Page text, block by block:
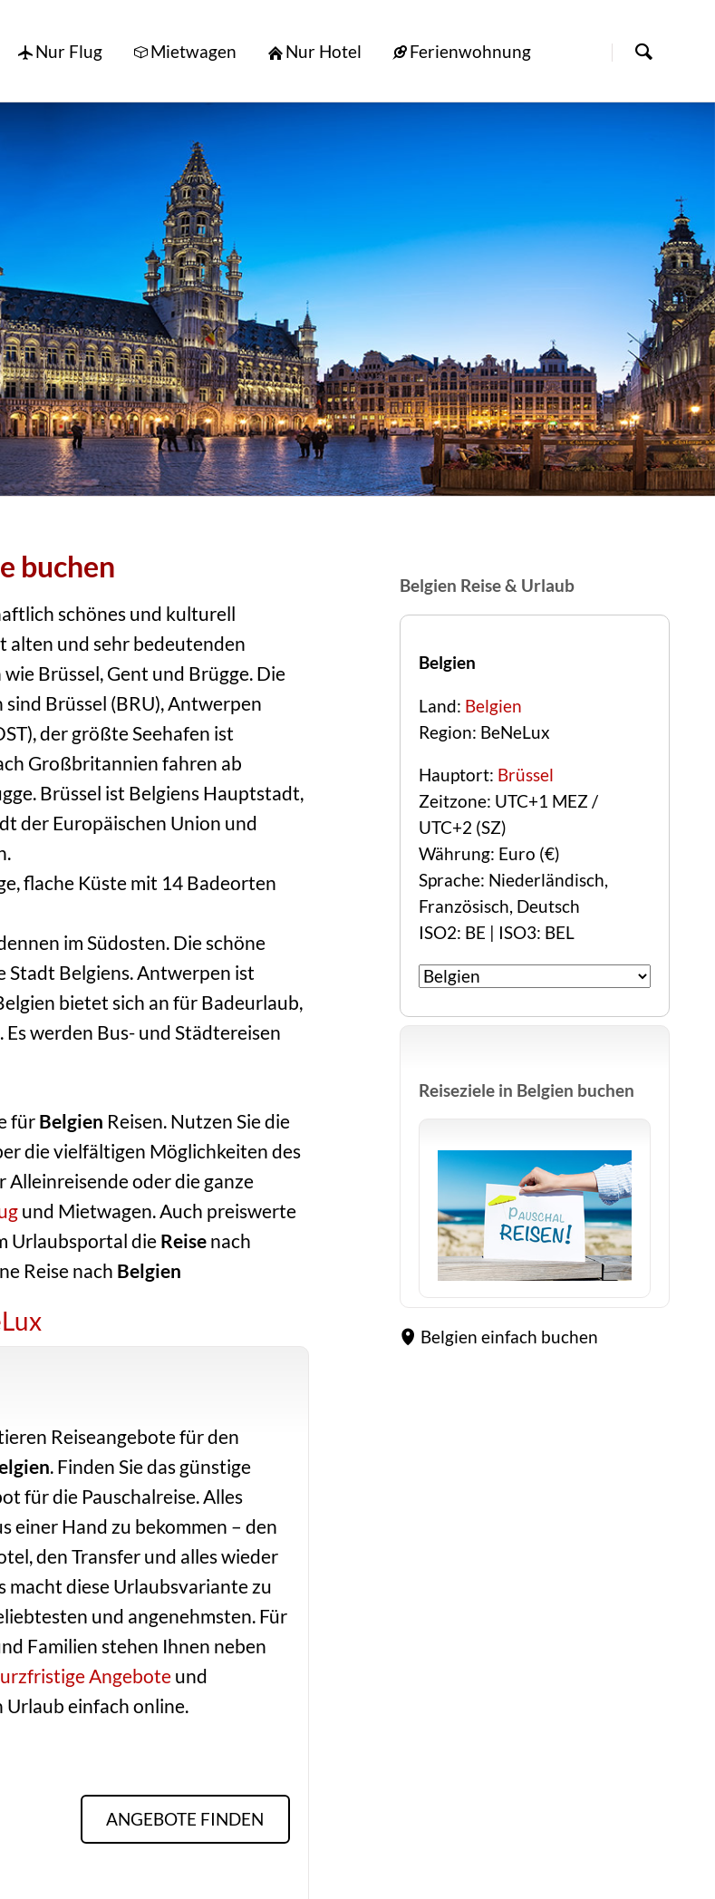
Nur Flug Mietwagen Nur Hotel Ferienwohnung
buchen
schönes und kulturell
alten und sehr bedeutenden
Brüssel, Gent und Brügge. Die
Brüssel (BRU), Antwerpen
der größte Seehafen ist
Großbritannien fahren ab
Brüssel ist Belgiens Hauptstadt,
der Europäischen Union und
flache Küste mit 14 Badeorten
im Südosten. Die schöne
Belgiens. Antwerpen ist
bietet sich an für Badeurlaub,
werden Bus- und Städtereisen
fürBelgien Reisen. Nutzen Sie die
die vielfältigen Möglichkeiten des
Alleinreisende oder die ganze
und Mietwagen. Auch preiswerte
Urlaubsportal dieReisenach
Reise nach Belgien
Reiseangebote für den
. Finden Sie das günstige
für die Pauschalreise. Alles
einer Hand zu bekommen – den
den Transfer und alles wieder
macht diese Urlaubsvariante zu
und angenehmsten. Für
Familien stehen Ihnen neben
Angeboteund
einfach online.
ANGEBOTE FINDEN
Belgien Reise & Urlaub
Belgien
Land: Belgien
Region: BeNeLux
Hauptort: Brüssel
Zeitzone: UTC+1 MEZ /
UTC+2 (SZ)
Währung: Euro (€)
Sprache: Niederländisch,
Französisch, Deutsch
ISO2: BE | ISO3: BEL
Reiseziele in Belgien buchen
Belgien einfach buchen